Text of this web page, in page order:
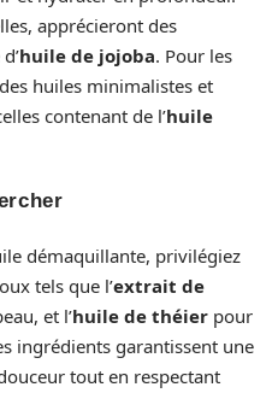
apprécieront des
huile de jojoba. Pour les
huiles minimalistes et
contenant de l’huile
démaquillante, privilégiez
tels que l’extrait de
et l’huile de théier pour
ingrédients garantissent une
tout en respectant